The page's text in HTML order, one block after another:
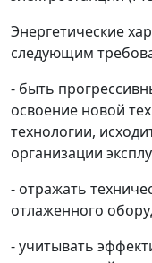
Энергетические
следующим
- быть
освоение новой
технологии,
организации
- отражать
отлаженного
- учитывать